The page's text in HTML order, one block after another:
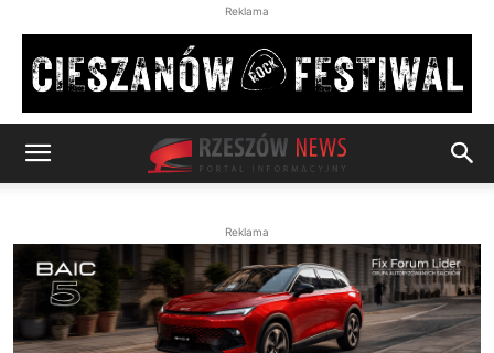
Reklama
Reklama